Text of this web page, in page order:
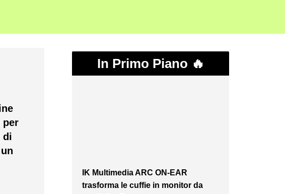
per
di
In Primo Piano 🔥
IK Multimedia ARC ON-EAR
trasforma le cuffie in monitor da